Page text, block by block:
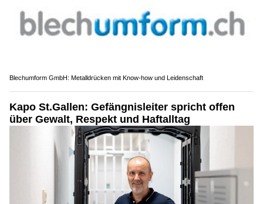
Blechumform GmbH: Metalldrücken mit Know-how und Leidenschaft
Kapo St.Gallen: Gefängnisleiter spricht offen
über Gewalt, Respekt und Haftalltag